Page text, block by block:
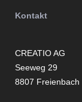
Kontakt
CREATIO AG
Seeweg 29
8807 Freienbach